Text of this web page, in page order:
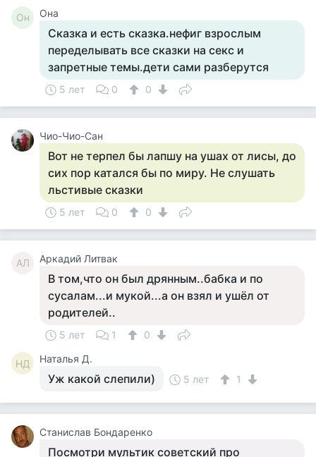
Он Она
Сказка и есть сказка.нефиг взрослым
переделывать все сказки на секс и
запретные темы.дети сами разберутся
5 лет 0 0
Чио-Чио-Сан
Вот не терпел бы лапшу на ушах от лисы, до
сих пор катался бы по миру. Не слушать
льстивые сказки
5 лет 0 0
АЛ Аркадий Литвак
В том,что он был дрянным..бабка и по
сусалам...и мукой...а он взял и ушёл от
родителей..
5 лет 1 0
НД Наталья Д.
Уж какой слепили) 5 лет 1
Станислав Бондаренко
Посмотри мультик советский про